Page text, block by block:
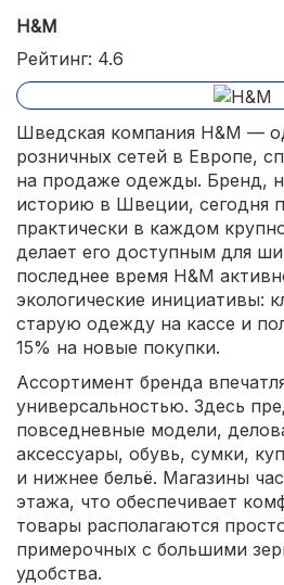
H&M
Рейтинг: 4.6
Шведская компания H&M —
розничных сетей в Европе,
на продаже одежды. Бренд,
историю в Швеции, сегодня
практически в каждом
делает его доступным для
последнее время H&M
экологические инициативы:
старую одежду на кассе и
15% на новые покупки.
Ассортимент бренда
универсальностью. Здесь
повседневные модели,
аксессуары, обувь, сумки,
и нижнее бельё. Магазины
этажа, что обеспечивает
товары располагаются
примерочных с большими
удобства.